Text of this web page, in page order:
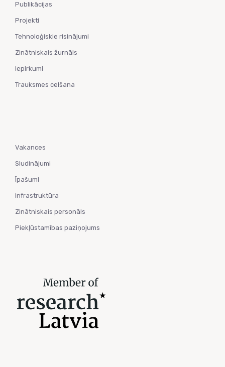
Publikācijas
Projekti
Tehnoloģiskie risinājumi
Zinātniskais žurnāls
Iepirkumi
Trauksmes celšana
Vakances
Sludinājumi
Īpašumi
Infrastruktūra
Zinātniskais personāls
Piekļūstamības paziņojums